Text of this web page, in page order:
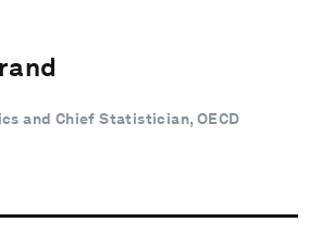
and Chief Statistician, OECD